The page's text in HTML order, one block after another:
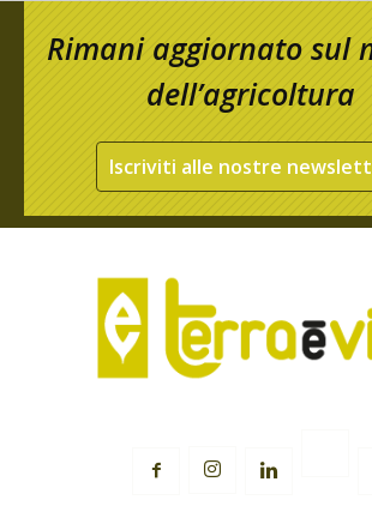
Rimani aggiornato sul
dell’agricoltura
Iscriviti alle nostre